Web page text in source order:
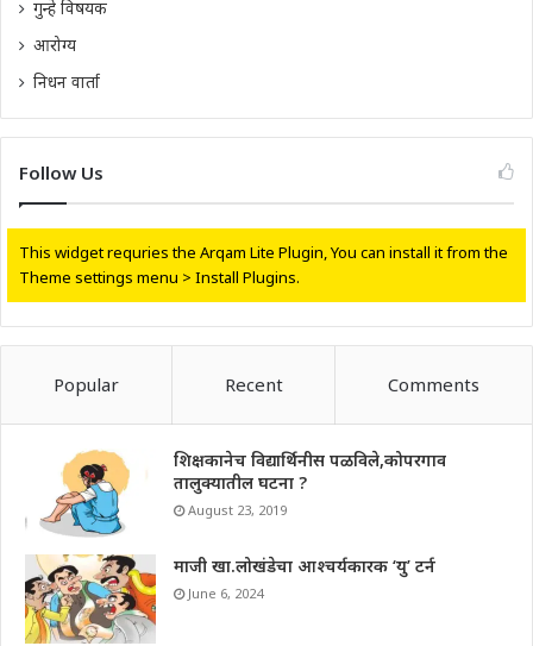
गुन्हे विषयक
आरोग्य
निधन वार्ता
Follow Us
This widget requries the Arqam Lite Plugin, You can install it from the
Theme settings menu > Install Plugins.
Popular Recent Comments
शिक्षकानेच विद्यार्थिनीस पळविले,कोपरगाव
तालुक्यातील घटना ?
August 23, 2019
माजी खा.लोखंडेचा आश्चर्यकारक ‘यु’ टर्न
June 6, 2024